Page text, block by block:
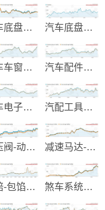
汽车底盘零件 汽车底盘零件制造
汽车车窗升降装置与Parts 汽车配件电镀
汽车电子零件-点火线圈-感知器 汽配工具制造
液压阀-动力配件制造 减速马达-调速马达
烘焙-包馅食品机械 煞车系统零配件